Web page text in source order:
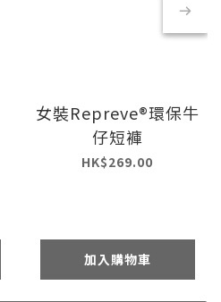
女裝Repreve®環保牛
仔短褲
HK$269.00
加入購物車